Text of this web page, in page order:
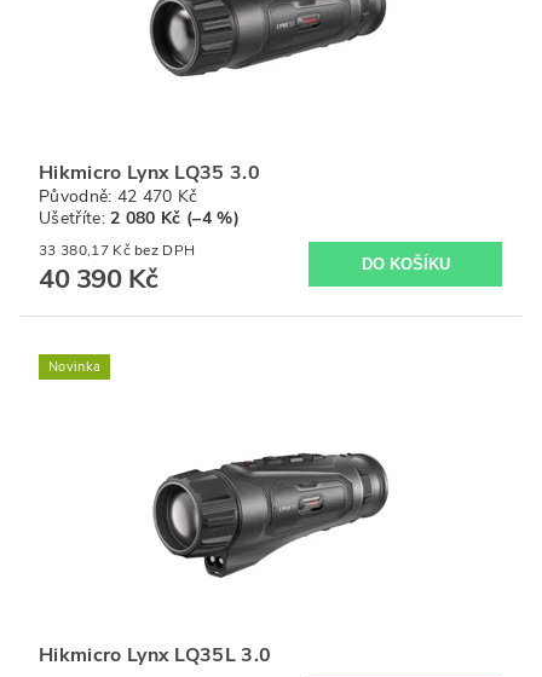
Hikmicro Lynx LQ35 3.0
Původně: 42 470 Kč
Ušetříte: 2 080 Kč (–4 %)
33 380,17 Kč bez DPH
40 390 Kč
Novinka
Hikmicro Lynx LQ35L 3.0